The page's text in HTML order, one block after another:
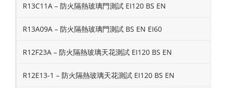
R13C11A – 防火隔熱玻璃門測試 EI120 BS EN
R13A09A – 防火隔熱玻璃門測試 BS EN EI60
R12F23A – 防火隔熱玻璃天花測試 EI120 BS EN
R12E13-1 – 防火隔熱玻璃天花測試 EI120 BS EN